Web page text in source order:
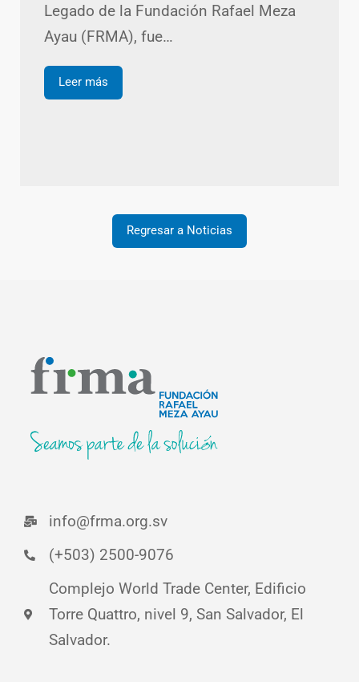
Legado de la Fundación Rafael Meza
Ayau (FRMA), fue…
Leer más
Regresar a Noticias
info@frma.org.sv
(+503) 2500-9076
Complejo World Trade Center, Edificio
Torre Quattro, nivel 9, San Salvador, El
Salvador.